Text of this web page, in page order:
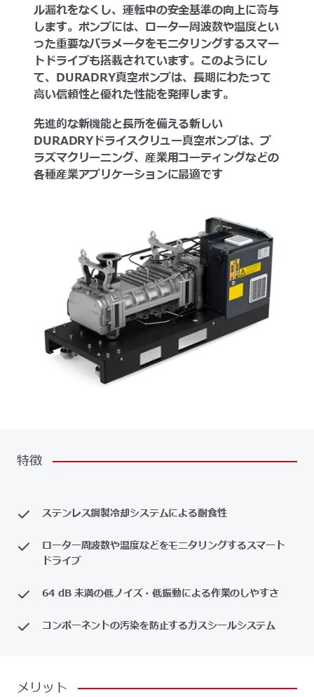
ル漏れをなくし、運転中の安全基準の向上に寄与
します。ポンプには、ローター周波数や温度とい
った重要なパラメータをモニタリングするスマー
トドライブも搭載されています。このようにし
て、DURADRY真空ポンプは、長期にわたって
高い信頼性と優れた性能を発揮します。
先進的な新機能と長所を備える新しい
DURADRYドライスクリュー真空ポンプは、プ
ラズマクリーニング、産業用コーティングなどの
各種産業アプリケーションに最適です
特徴
ステンレス鋼製冷却システムによる耐食性
ローター周波数や温度などをモニタリングするスマート
ドライブ
64 dB 未満の低ノイズ・低振動による作業のしやすさ
コンポーネントの汚染を防止するガスシールシステム
メリット